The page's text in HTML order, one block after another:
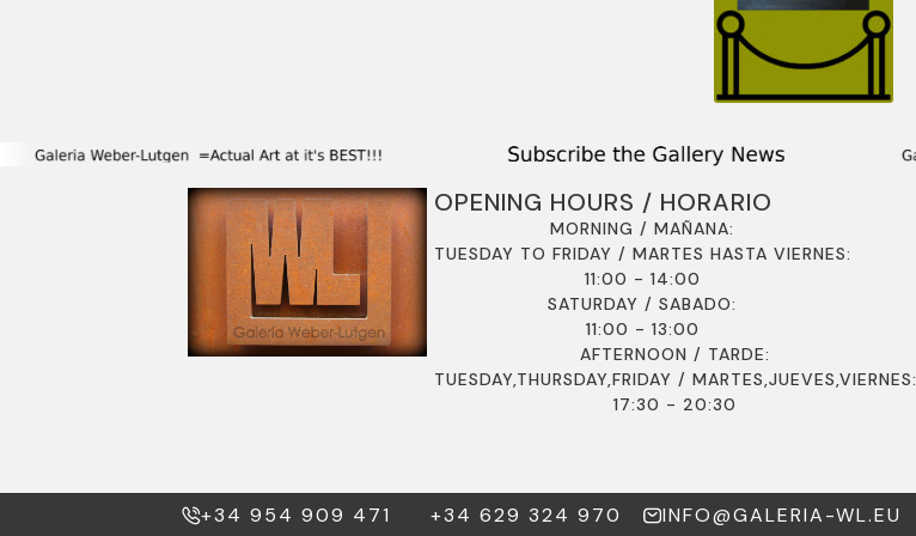
OPENING HOURS / HORARIO
MORNING / MAÑANA:
TUESDAY TO FRIDAY / MARTES HASTA VIERNES:
11:00 - 14:00
SATURDAY / SABADO:
11:00 - 13:00
AFTERNOON / TARDE:
TUESDAY,THURSDAY,FRIDAY / MARTES,JUEVES,VIERNES:
17:30 - 20:30
+34 954 909 471 +34 629 324 970 INFO@GALERIA-WL.EU